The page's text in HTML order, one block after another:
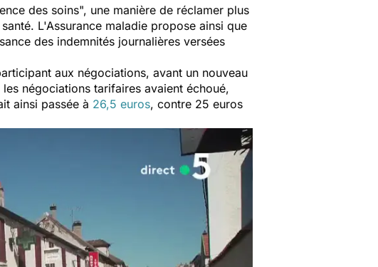
des soins", une manière de réclamer plus
L'Assurance maladie propose ainsi que
des indemnités journalières versées
aux négociations, avant un nouveau
négociations tarifaires avaient échoué,
ainsi passée à 26,5 euros, contre 25 euros